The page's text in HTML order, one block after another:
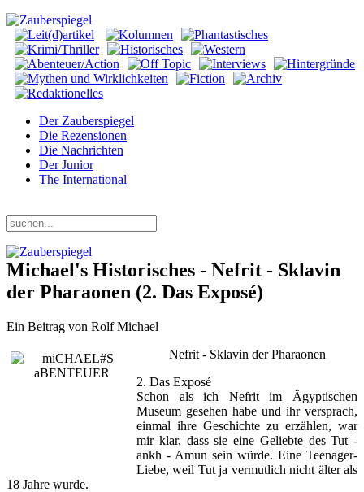
Der Zauberspiegel
Die Rezensionen
Die Nachrichten
Der Junior
The International
Michael's Historisches - Nefrit - Sklavin
der Pharaonen (2. Das Exposé)
Ein Beitrag von Rolf Michael
Nefrit - Sklavin der Pharaonen
2. Das Exposé
Schon als ich Nefrit im Ägyptischen
Museum gesehen habe und ihr versprach,
einmal ihre Geschichte zu erzählen, war
mir klar, dass sie eine Geliebte des Tut -
ankh - Amun sein würde. Eine Teenager-
Liebe, weil Tut ja vermutlich nicht älter als
18 Jahre wurde.